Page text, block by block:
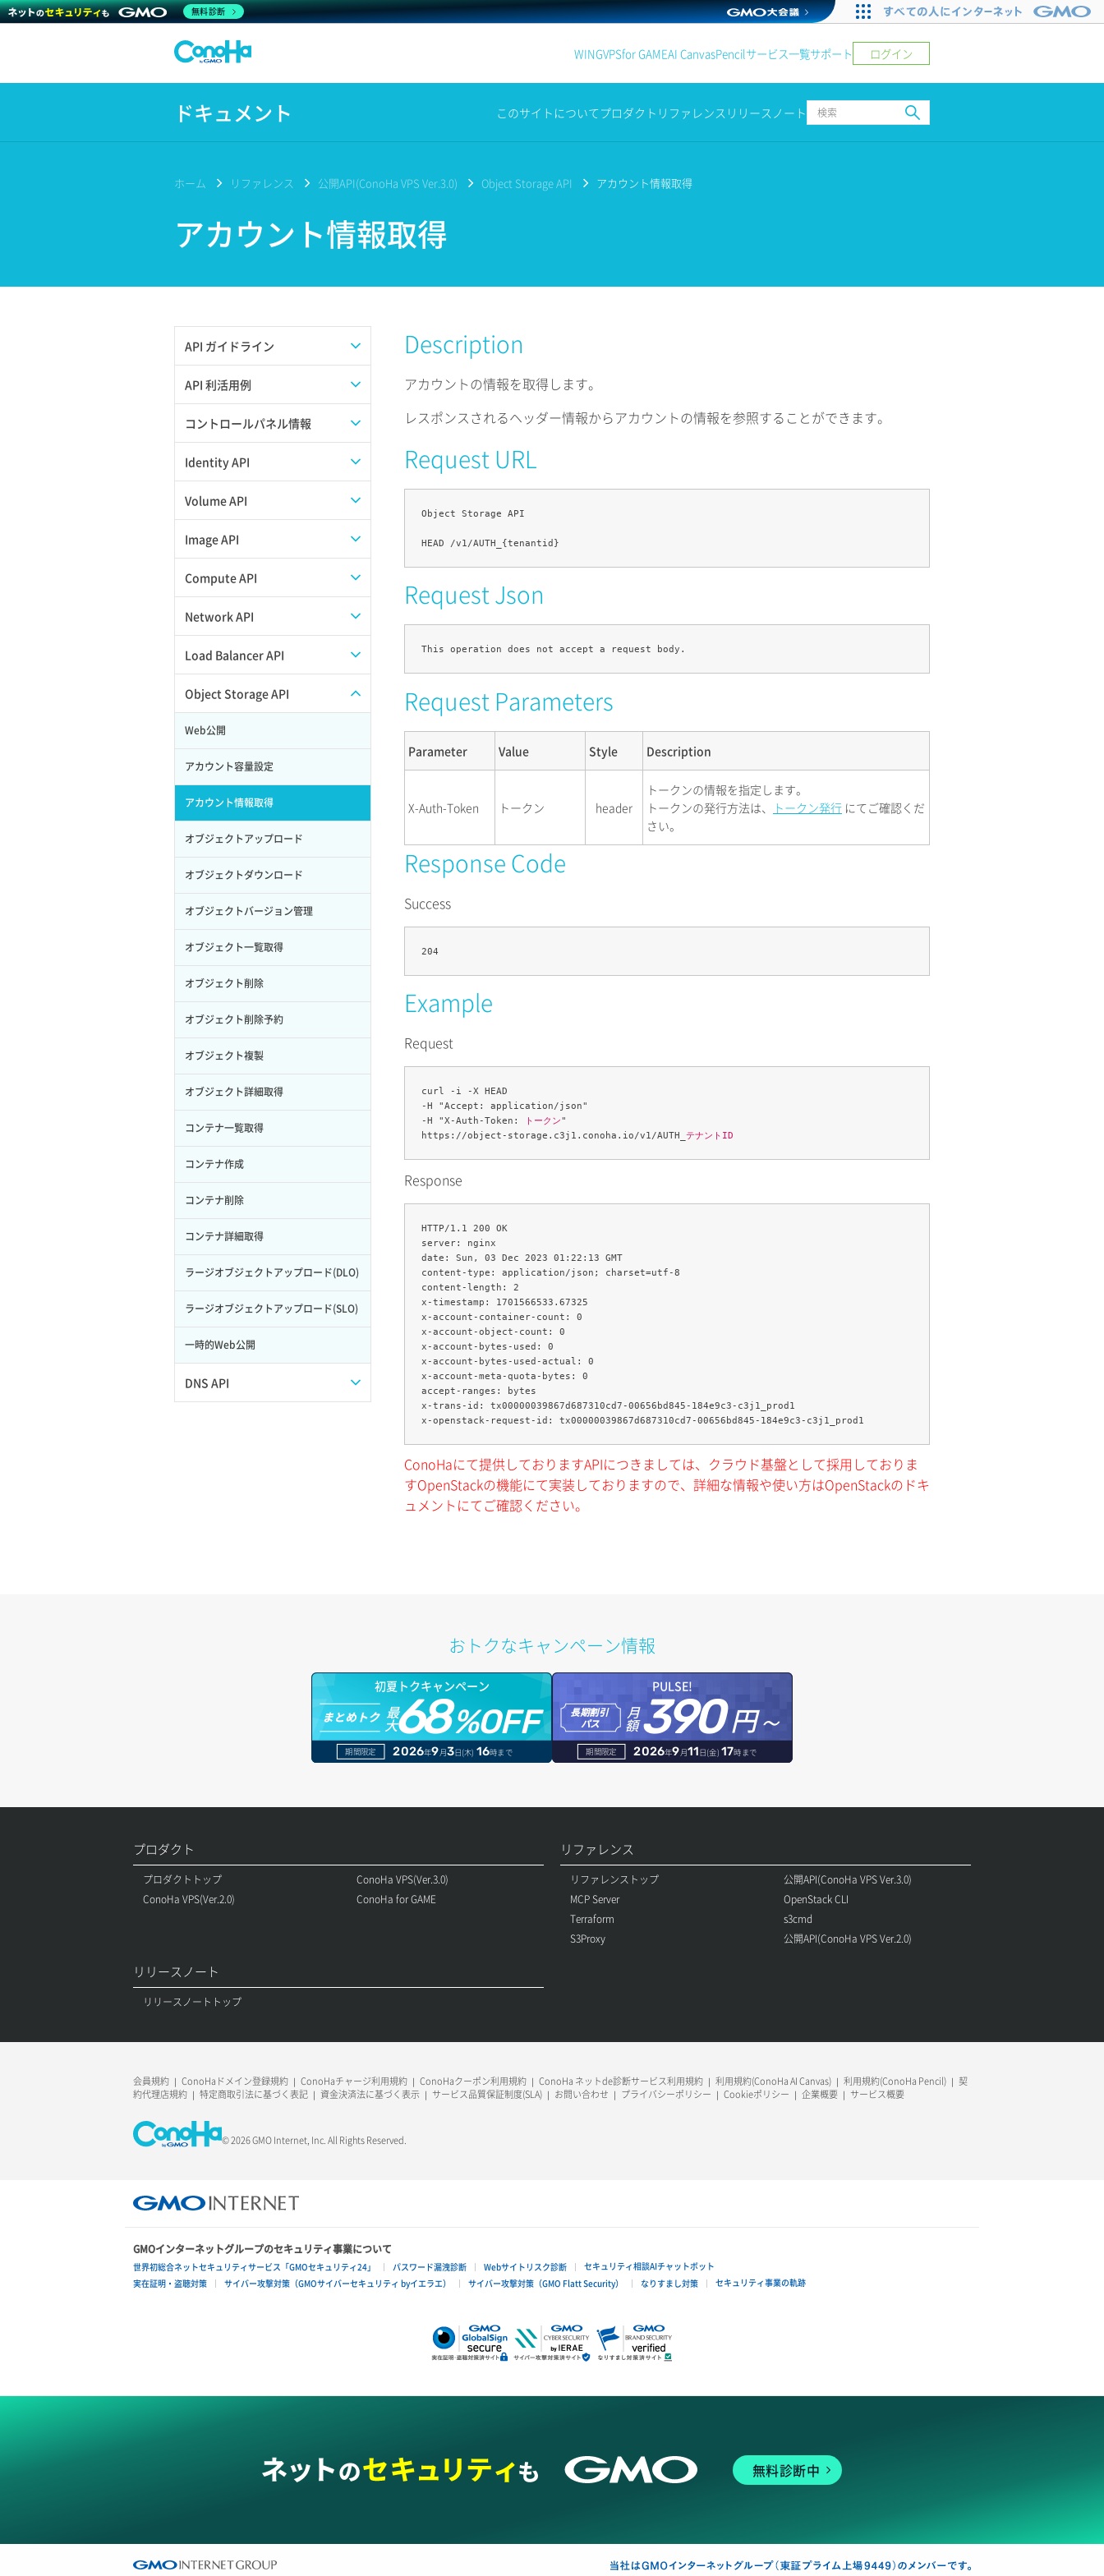
WINGVPSfor GAMEAI CanvasPencilサービス一覧サポート ログイン
ドキュメント このサイトについてプロダクト リファレンス リリースノート
ホーム リファレンス 公開API(ConoHa VPS Ver.3.0) Object Storage API アカウント情報取得
アカウント情報取得
API ガイドライン
APIのご利用について
API 利活用例
APIでAPIサブユーザーを作成する
APIでVPSにISOイメージを挿入する
APIでVPSを作成する
コントロールパネル情報
APIユーザーを作成する
API情報を確認する
Identity API
Credential一覧取得
Credential作成
Credential削除
サブユーザーにロールを紐づけ
サブユーザー一覧取得
サブユーザー作成
サブユーザー削除
サブユーザー更新
サブユーザー詳細取得
トークン発行
パーミッション一覧取得
ロールからパーミッションを紐づけ解
除
ロールにパーミッションを紐づけ
ロール一覧取得
ロール作成
ロール削除
ロール更新
ロール詳細取得
Volume API
スナップショット一覧取得
スナップショット作成
スナップショット削除
スナップショット詳細取得（アイテム
指定）
バックアップリストア
バックアップ一覧取得
バックアップ詳細一覧取得
バックアップ詳細取得
ボリュームイメージ保存
ボリュームタイプ一覧取得
ボリュームタイプ詳細取得
ボリューム一覧取得
ボリューム作成
ボリューム削除
ボリューム更新
ボリューム詳細一覧取得
ボリューム詳細取得
自動バックアップ有効化
自動バックアップ無効化
Image API
ISOイメージアップロード
ISOイメージ作成
イメージ一覧取得
Compute API
ISOイメージ挿入/排出
SSHキーペア一覧取得
SSHキーペア作成
SSHキーペア削除
SSHキーペア詳細取得
アタッチ済みポート一覧取得
アタッチ済みポート詳細取得
アタッチ済みボリューム一覧
アタッチ済みボリューム詳細取得
コンソールURL発行
サーバーに紐づくアドレス取得
サーバーに紐づくアドレス取得（ネッ
トワーク指定）
サーバーに紐づくセキュリティグルー
プ取得
サーバープラン一覧取得
サーバープラン変更
サーバープラン詳細一覧取得
サーバープラン詳細取得
サーバーメタデータ取得
サーバーメタデータ更新（ネームタグ
変更）
サーバー一覧取得
サーバー作成
ボリュームアタッチ
ボリュームデタッチ
Network API
QoSポリシー一覧取得
QoSポリシー詳細取得
サブネット一覧取得
サブネット作成（ローカルネットワー
ーク用）
ネットワーク削除（ローカルネットワ
ーク用）
ネットワーク詳細取得
ポート一覧取得
Load Balancer API
プール一覧取得
プール作成
プール削除
プール更新
プール詳細取得
ヘルスモニタ一覧取得
ヘルスモニタ作成
ヘルスモニタ削除
ヘルスモニタ更新
ヘルスモニタ詳細取得
メンバー一覧
メンバー削除
メンバー更新
メンバー詳細取得
メンバー追加
リスナー一覧取得
リスナー作成
リスナー削除
リスナー更新
リスナー詳細取得
Object Storage API
Web公開
アカウント容量設定
アカウント情報取得
オブジェクトアップロード
オブジェクトダウンロード
オブジェクトバージョン管理
オブジェクト一覧取得
オブジェクト削除
オブジェクト削除予約
オブジェクト複製
オブジェクト詳細取得
コンテナ一覧取得
コンテナ作成
コンテナ削除
コンテナ詳細取得
ラージオブジェクトアップロード(DLO)
ラージオブジェクトアップロード(SLO)
一時的Web公開
DNS API
Description
アカウントの情報を取得します。
レスポンスされるヘッダー情報からアカウントの情報を参照することができます。
Request URL
Object Storage API
Request Json
Request Parameters
Parameter Value Style Description
X-Auth-Token トークン header
トークンの情報を指定します。
トークンの発行方法は、
トークン発行 にてご確認くだ
さい。
Response Code
Success
Example
Request
curl -i -X HEAD
-H "Accept: application/json"
-H "X-Auth-Token:
トークン"
https://object-storage.c3j1.conoha.io/v1/AUTH_ テナントID
Response
HTTP/1.1 200 OK
server: nginx
date: Sun, 03 Dec 2023 01:22:13 GMT
content-type: application/json; charset=utf-8
content-length: 2
x-timestamp: 1701566533.67325
x-account-container-count: 0
x-account-object-count: 0
x-account-bytes-used: 0
x-account-bytes-used-actual: 0
x-account-meta-quota-bytes: 0
accept-ranges: bytes
x-trans-id: tx00000039867d687310cd7-00656bd845-184e9c3-c3j1_prod1
ConoHaにて提供しておりますAPIにつきましては、クラウド基盤として採用しておりま
すOpenStackの機能にて実装しておりますので、詳細な情報や使い方はOpenStackのドキ
ュメントにてご確認ください。
おトクなキャンペーン情報
初夏トクキャンペーン
まとめトク 最
大68%OFF
期間限定 2026年9月3日(木) 16時まで
PULSE!
長期割引
パス
月
額390円～
期間限定 2026年9月11日(金) 17時まで
プロダクト
プロダクトトップ
ConoHa VPS(Ver.3.0)
ConoHa VPS(Ver.2.0)
ConoHa for GAME
リファレンス
リファレンストップ
公開API(ConoHa VPS Ver.3.0)
MCP Server
OpenStack CLI
Terraform
s3cmd
S3Proxy
公開API(ConoHa VPS Ver.2.0)
リリースノート
リリースノートトップ
会員規約 ConoHaドメイン登録規約 ConoHaチャージ利用規約 ConoHaクーポン利用規約 ConoHa ネットde診断サービス利用規約 利用規約(ConoHa AI Canvas) 利用規約(ConoHa Pencil)
契
約代理店規約
特定商取引法に基づく表記 資金決済法に基づく表示 サービス品質保証制度(SLA) お問い合わせ プライバシーポリシー Cookieポリシー 企業概要 サービス概要
© 2026 GMO Internet, Inc. All Rights Reserved.
GMOインターネットグループのセキュリティ事業について
世界初総合ネットセキュリティサービス「GMOセキュリティ24」 パスワード漏洩診断 Webサイトリスク診断
セキュリティ相談AIチャットボット
実在証明・盗聴対策
サイバー攻撃対策（GMOサイバーセキュリティ byイエラエ） サイバー攻撃対策（GMO Flatt Security） なりすまし対策 セキュリティ事業の軌跡
無料診断中
無料診断